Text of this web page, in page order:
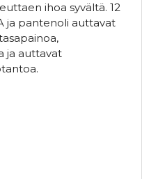
ihoa syvältä. 12
ja pantenoli auttavat
ja auttavat